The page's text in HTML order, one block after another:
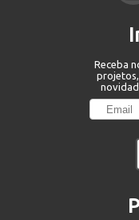
Receba